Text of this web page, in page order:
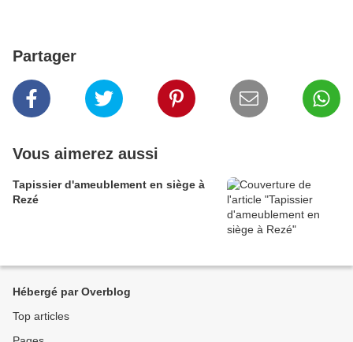
Partager
Vous aimerez aussi
Tapissier d'ameublement en siège à
Rezé
Hébergé par Overblog
Top articles